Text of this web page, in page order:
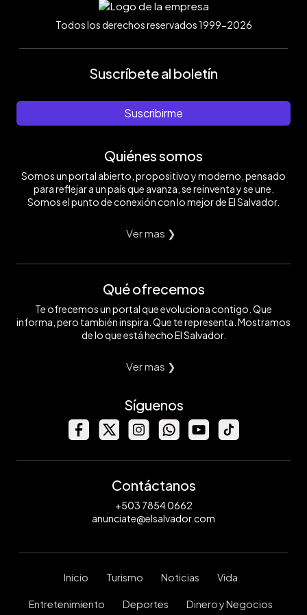
Todos los derechos reservados 1999-2026
Suscríbete al boletín
Suscribirme
Quiénes somos
Somos un portal abierto, propositivo y moderno, pensado
para reflejar a un país que avanza, se reinventa y se une.
Somos el punto de conexión con lo mejor de El Salvador.
Ver mas ❯
Qué ofrecemos
Te ofrecemos un portal que evoluciona contigo. Que
informa, pero también inspira. Que te representa. Mostramos
de lo que está hecho El Salvador.
Ver mas ❯
Síguenos
Contáctanos
+503 7854 0662
anunciate@elsalvador.com
Inicio Turismo Noticias Vida
Entretenimiento Deportes Dinero y Negocios